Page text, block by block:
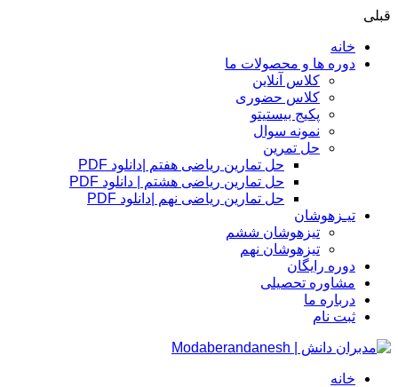
قبلی
خانه
دوره ها و محصولات ما
کلاس آنلاین
کلاس حضوری
پکیج بیستیتو
نمونه سوال
حل تمرین
حل تمارین ریاضی هفتم |دانلود PDF
حل تمارین ریاضی هشتم | دانلود PDF
حل تمارین ریاضی نهم |دانلود PDF
تیـزهوشان
تیزهوشان ششم
تیزهوشان نهم
دوره رایگان
مشاوره تحصیلی
درباره ما
ثبت نام
خانه